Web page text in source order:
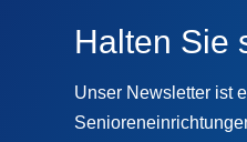
Halten Sie
Unser Newsletter ist